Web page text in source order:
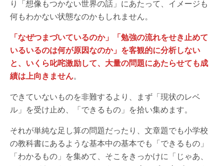
り「想像もつかない世界の話」にあたって、イメージも
何もわかない状態なのかもしれません。
「なぜつまづいているのか」「勉強の流れをせき止めて
いるいるのは何が原因なのか」を客観的に分析しない
と、いくら叱咤激励して、大量の問題にあたらせても成
績は上向きません。
できていないものを非難するより、まず「現状のレベ
ル」を受け止め、「できるもの」を拾い集めます。
それが単純な足し算の問題だったり、文章題でも小学校
の教科書にあるような基本中の基本でも「できるもの」
「わかるもの」を集めて、そこをきっかけに「じゃあ、